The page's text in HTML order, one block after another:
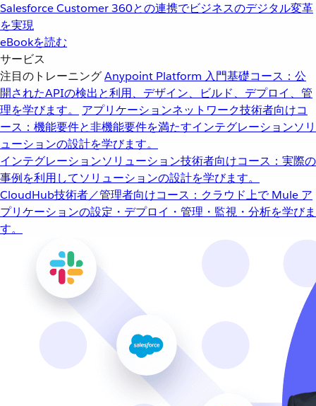
Salesforce Customer 360との連携でビジネスのデジタル変革
を実現
eBookを読む
サービス
注目のトレーニングAnypoint Platform 入門基礎コース：公
開されたAPIの検出と利用、デザイン、ビルド、デプロイ、管
理を学びます。
アプリケーションネットワーク技術者向けコ
ース：機能要件と非機能要件を満たすインテグレーションソリ
ューションの設計を学びます。
インテグレーションソリューション技術者向けコース：実際の
事例を利用してソリューションの設計を学びます。
CloudHub技術者／管理者向けコース：クラウド上で Mule ア
プリケーションの設定・デプロイ・管理・監視・分析を学びま
す。